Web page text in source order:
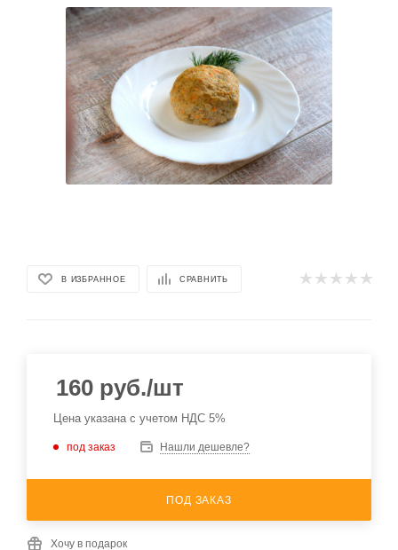
В ИЗБРАННОЕ СРАВНИТЬ
160 руб./шт
Цена указана с учетом НДС 5%
под заказ Нашли дешевле?
ПОД ЗАКАЗ
Хочу в подарок